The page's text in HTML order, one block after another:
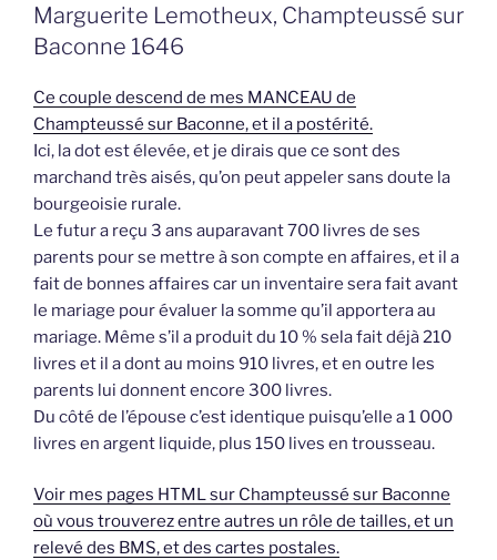
Marguerite Lemotheux, Champteussé sur
Baconne 1646
Ce couple descend de mes MANCEAU de
Champteussé sur Baconne, et il a postérité.
Ici, la dot est élevée, et je dirais que ce sont des
marchand très aisés, qu’on peut appeler sans doute la
bourgeoisie rurale.
Le futur a reçu 3 ans auparavant 700 livres de ses
parents pour se mettre à son compte en affaires, et il a
fait de bonnes affaires car un inventaire sera fait avant
le mariage pour évaluer la somme qu’il apportera au
mariage. Même s’il a produit du 10 % sela fait déjà 210
livres et il a dont au moins 910 livres, et en outre les
parents lui donnent encore 300 livres.
Du côté de l’épouse c’est identique puisqu’elle a 1 000
livres en argent liquide, plus 150 lives en trousseau.
Voir mes pages HTML sur Champteussé sur Baconne
où vous trouverez entre autres un rôle de tailles, et un
relevé des BMS, et des cartes postales.